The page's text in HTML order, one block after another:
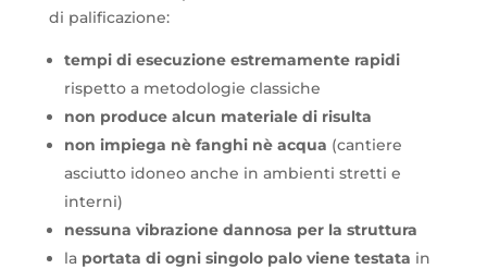
di palificazione:
tempi di esecuzione estremamente rapidi
rispetto a metodologie classiche
non produce alcun materiale di risulta
non impiega nè fanghi nè acqua (cantiere
asciutto idoneo anche in ambienti stretti e
interni)
nessuna vibrazione dannosa per la struttura
la portata di ogni singolo palo viene testata in